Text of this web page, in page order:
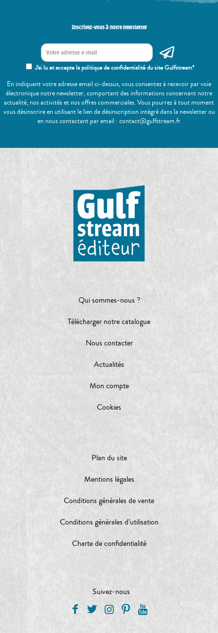
Inscrivez-vous à notre newsletter
J'ai lu et accepte la politique de confidentialité du site Gulfstream*
En indiquant votre adresse email ci-dessus, vous consentez à recevoir par voie
électronique notre newsletter, comportant des informations concernant notre
actualité, nos activités et nos offres commerciales. Vous pourrez à tout moment
vous désinscrire en utilisant le lien de désinscription intégré dans la newsletter ou
en nous contactant par email : contact@gulfstream.fr
Qui sommes-nous ?
Télécharger notre catalogue
Nous contacter
Actualités
Mon compte
Cookies
Plan du site
Mentions légales
Conditions générales de vente
Conditions générales d’utilisation
Charte de confidentialité
Suivez-nous